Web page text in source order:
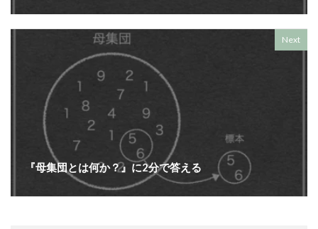
Next
『母集団とは何か？』に2分で答える